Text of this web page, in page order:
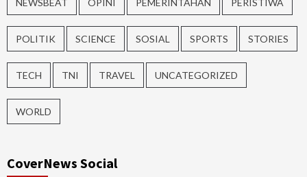
NEWSBEAT OPINI PEMERINTAHAN PERISTIWA
POLITIK SCIENCE SOSIAL SPORTS STORIES
TECH TNI TRAVEL UNCATEGORIZED
WORLD
CoverNews Social